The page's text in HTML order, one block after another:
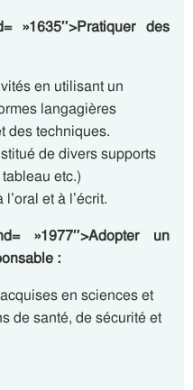
»1635″>Pratiquer des
en utilisant un
langagières
des techniques.
de divers supports
etc.)
et à l’écrit.
»1977″>Adopter un
:
en sciences et
de santé, de sécurité et